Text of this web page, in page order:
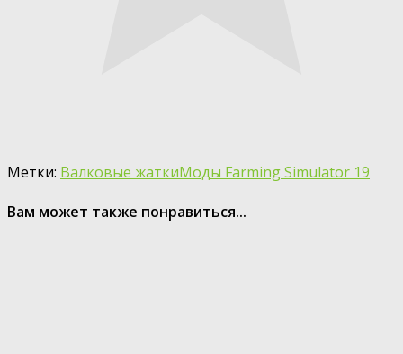
Метки: Валковые жаткиМоды Farming Simulator 19
Вам может также понравиться...